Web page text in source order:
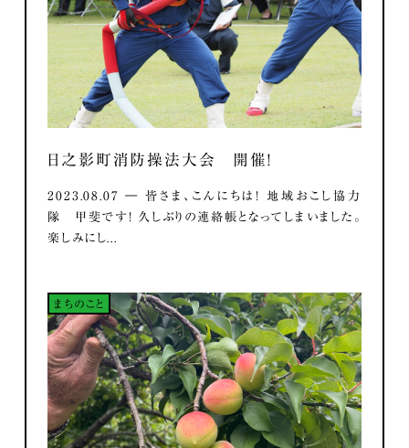
日之影町消防操法大会 開催！
2023.08.07 ― 皆さま、こんにちは！ 地域おこし協力
隊 甲斐です！ 久しぶりの連絡帳となってしまいました。
楽しみにし...
まちのこと